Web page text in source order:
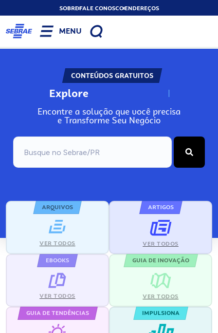
SOBREFALE CONOSCOENDEREÇOS
MENU
CONTEÚDOS GRATUITOS
Explore N
Encontre a solução que você precisa
e Transforme Seu Negócio
ARQUIVOS
VER TODOS
ARTIGOS
VER TODOS
EBOOKS
VER TODOS
GUIA DE INOVAÇÃO
VER TODOS
GUIA DE TENDÊNCIAS IMPULSIONA